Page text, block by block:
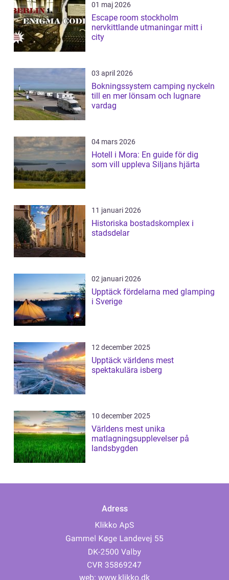
01 maj 2026
Escape room stockholm
nervkittlande utmaningar mitt i
city
03 april 2026
Bokningssystem camping nyckeln
till en mer lönsam och lugnare
vardag
04 mars 2026
Hotell i Mora: En guide för dig
som vill uppleva Siljans hjärta
11 januari 2026
Historiska bostadskomplex i
stadsdelar
02 januari 2026
Upptäck fördelarna med glamping
i Sverige
12 december 2025
Upptäck världens mest
spektakulära isberg
10 december 2025
Världens mest unika
matlagningsupplevelser på
landsbygden
Adress
web: www.klikko.dk